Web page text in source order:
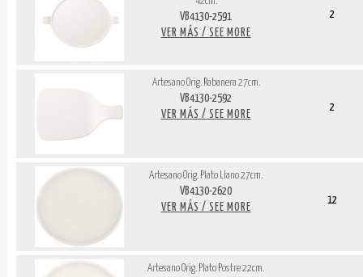
VB4130-2591
VER MÁS / SEE MORE
2
Artesano Orig. Rabanera 27cm.
VB4130-2592
VER MÁS / SEE MORE
2
Artesano Orig. Plato Llano 27cm.
VB4130-2620
VER MÁS / SEE MORE
12
Artesano Orig. Plato Postre 22cm.